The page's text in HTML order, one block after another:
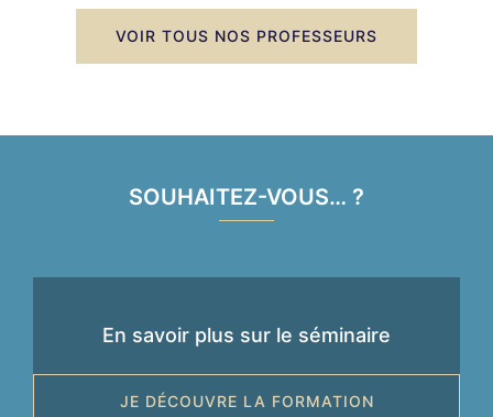
VOIR TOUS NOS PROFESSEURS
SOUHAITEZ-VOUS… ?
En savoir plus sur le séminaire
JE DÉCOUVRE LA FORMATION